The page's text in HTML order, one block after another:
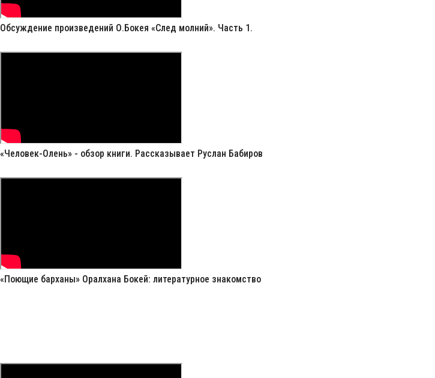
Обсуждение произведений О.Бокея «След молний». Часть 1.
«Человек-Олень» - обзор книги. Рассказывает Руслан Бабиров
«Поющие барханы» Оралхана Бокей: литературное знакомство